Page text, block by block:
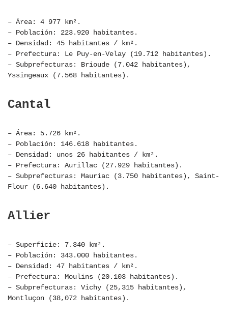
– Área: 4 977 km².
– Población: 223.920 habitantes.
– Densidad: 45 habitantes / km².
– Prefectura: Le Puy-en-Velay (19.712 habitantes).
– Subprefecturas: Brioude (7.042 habitantes),
Yssingeaux (7.568 habitantes).
Cantal
– Área: 5.726 km².
– Población: 146.618 habitantes.
– Densidad: unos 26 habitantes / km².
– Prefectura: Aurillac (27.929 habitantes).
– Subprefecturas: Mauriac (3.750 habitantes), Saint-
Flour (6.640 habitantes).
Allier
– Superficie: 7.340 km².
– Población: 343.000 habitantes.
– Densidad: 47 habitantes / km².
– Prefectura: Moulins (20.103 habitantes).
– Subprefecturas: Vichy (25,315 habitantes),
Montluçon (38,072 habitantes).